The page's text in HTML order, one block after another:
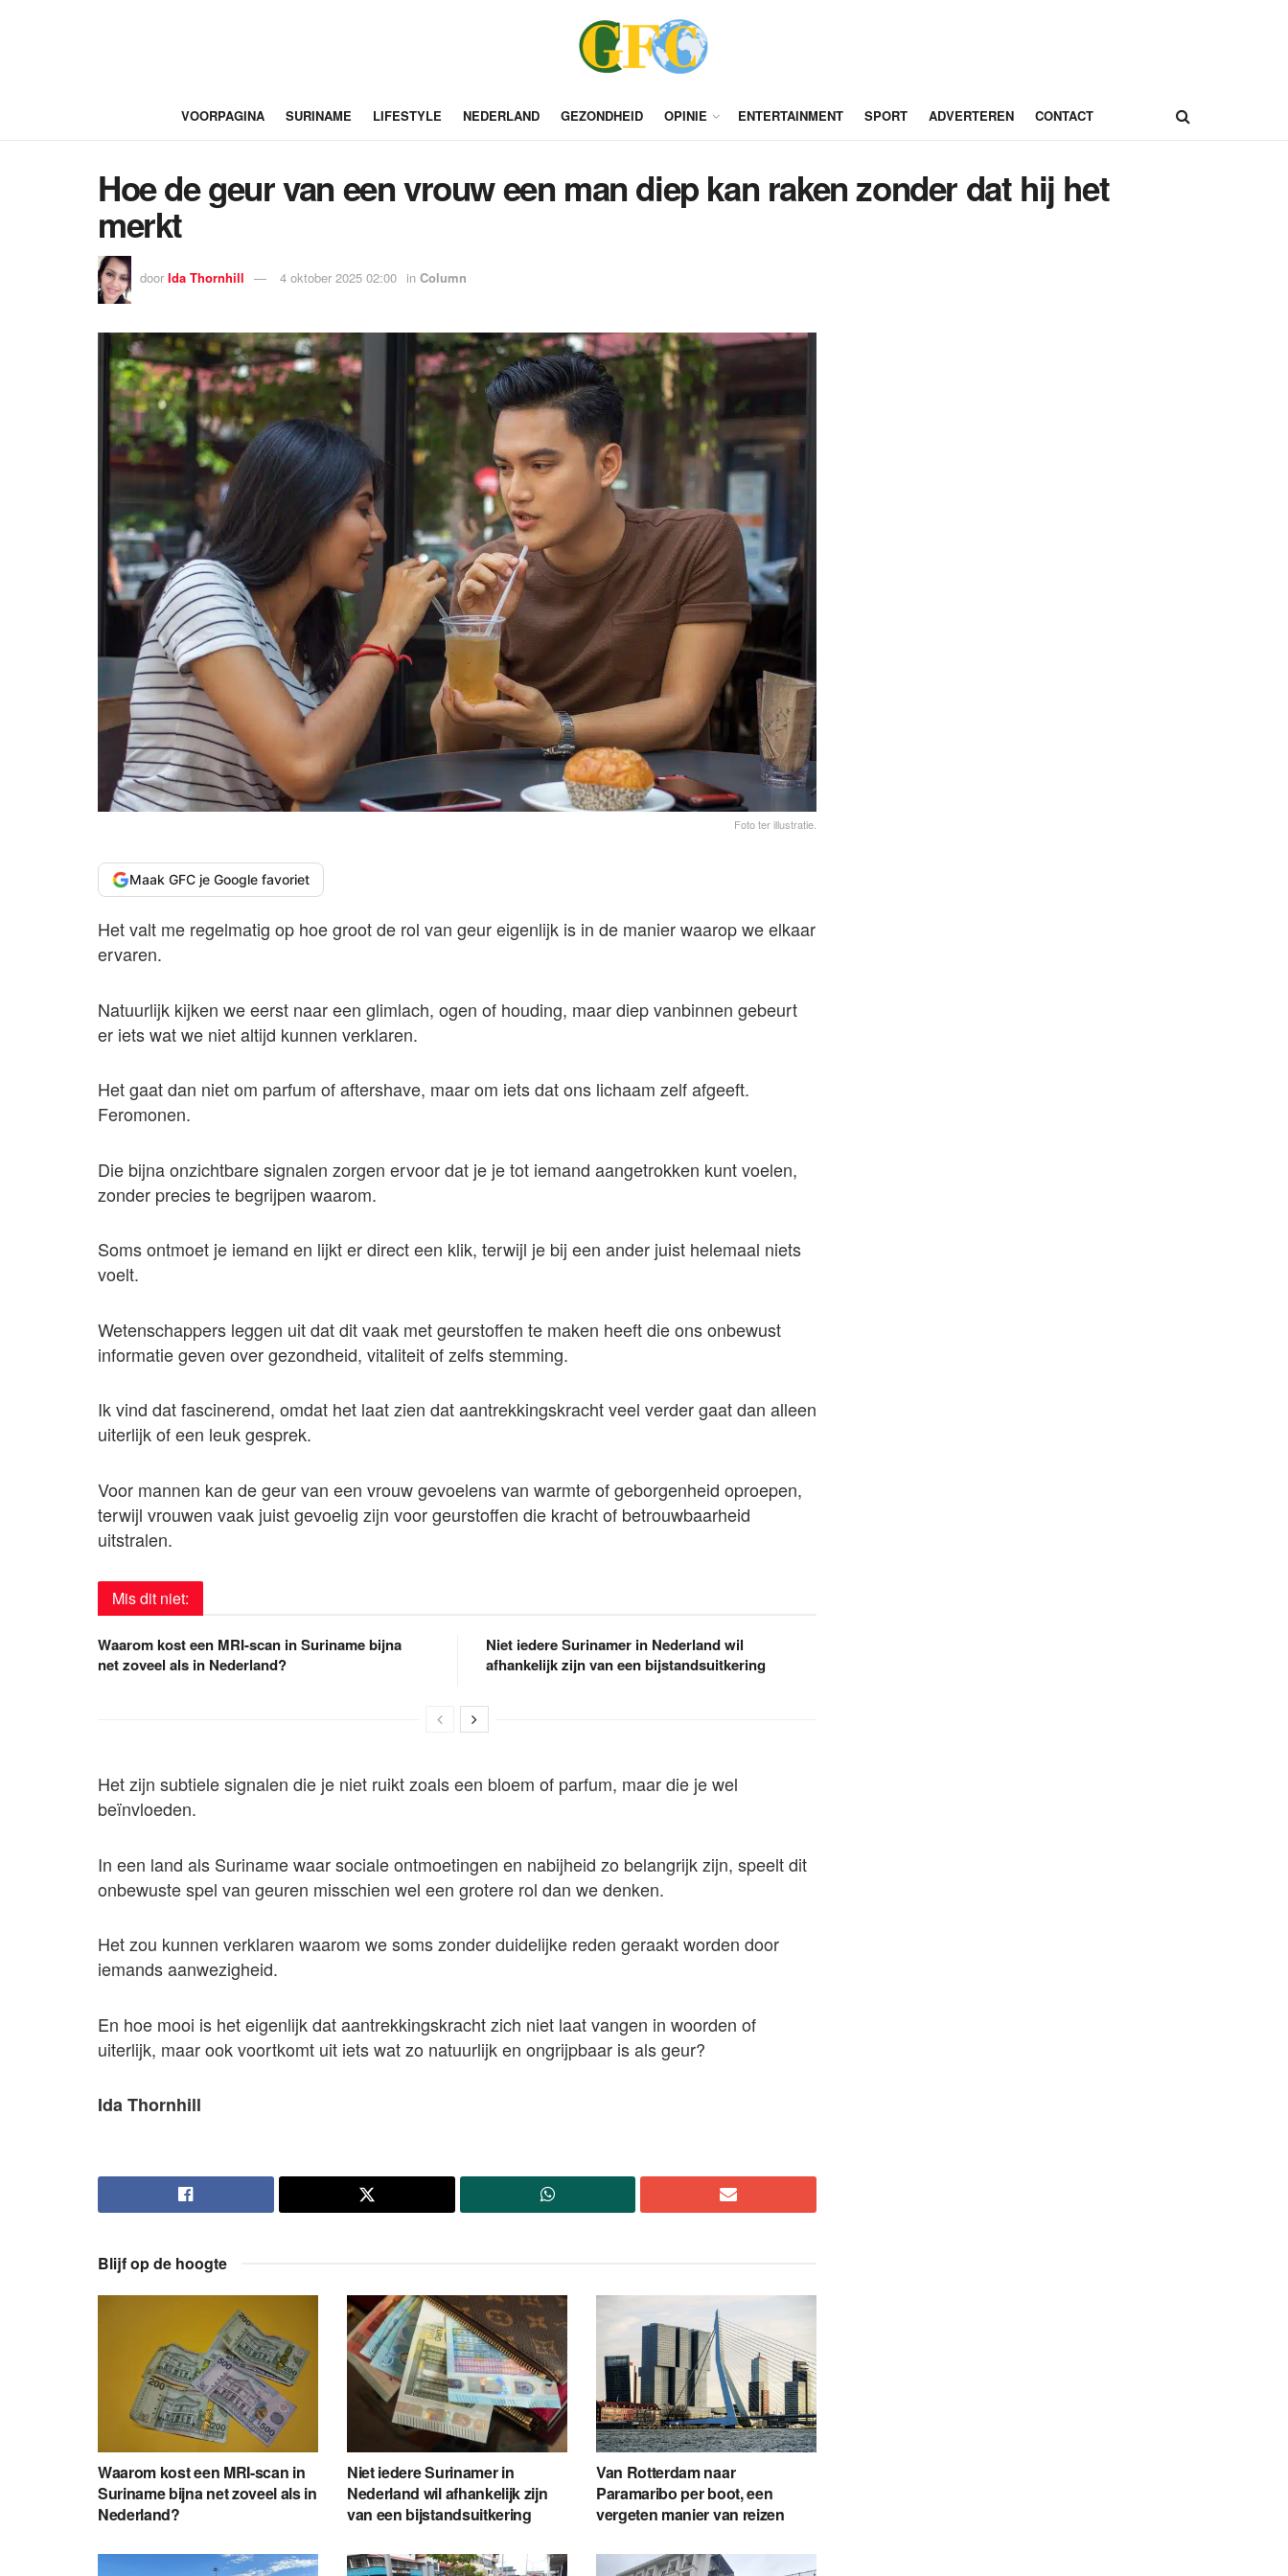
VOORPAGINA SURINAME LIFESTYLE NEDERLAND GEZONDHEID OPINIE ENTERTAINMENT SPORT ADVERTEREN CONTACT
Hoe de geur van een vrouw een man diep kan raken zonder dat hij het
merkt
door Ida Thornhill 4 oktober 2025 02:00 in Column
Foto ter illustratie.
Maak GFC je Google favoriet
Het valt me regelmatig op hoe groot de rol van geur eigenlijk is in de manier waarop we elkaar
ervaren.
Natuurlijk kijken we eerst naar een glimlach, ogen of houding, maar diep vanbinnen gebeurt
er iets wat we niet altijd kunnen verklaren.
Het gaat dan niet om parfum of aftershave, maar om iets dat ons lichaam zelf afgeeft.
Feromonen.
Die bijna onzichtbare signalen zorgen ervoor dat je je tot iemand aangetrokken kunt voelen,
zonder precies te begrijpen waarom.
Soms ontmoet je iemand en lijkt er direct een klik, terwijl je bij een ander juist helemaal niets
voelt.
Wetenschappers leggen uit dat dit vaak met geurstoffen te maken heeft die ons onbewust
informatie geven over gezondheid, vitaliteit of zelfs stemming.
Ik vind dat fascinerend, omdat het laat zien dat aantrekkingskracht veel verder gaat dan alleen
uiterlijk of een leuk gesprek.
Voor mannen kan de geur van een vrouw gevoelens van warmte of geborgenheid oproepen,
terwijl vrouwen vaak juist gevoelig zijn voor geurstoffen die kracht of betrouwbaarheid
uitstralen.
Mis dit niet:
Waarom kost een MRI-scan in Suriname bijna
net zoveel als in Nederland?
Niet iedere Surinamer in Nederland wil
afhankelijk zijn van een bijstandsuitkering
Het zijn subtiele signalen die je niet ruikt zoals een bloem of parfum, maar die je wel
beïnvloeden.
In een land als Suriname waar sociale ontmoetingen en nabijheid zo belangrijk zijn, speelt dit
onbewuste spel van geuren misschien wel een grotere rol dan we denken.
Het zou kunnen verklaren waarom we soms zonder duidelijke reden geraakt worden door
iemands aanwezigheid.
En hoe mooi is het eigenlijk dat aantrekkingskracht zich niet laat vangen in woorden of
uiterlijk, maar ook voortkomt uit iets wat zo natuurlijk en ongrijpbaar is als geur?
Ida Thornhill
Blijf op de hoogte
Waarom kost een MRI-scan in
Suriname bijna net zoveel als in
Nederland?
Niet iedere Surinamer in
Nederland wil afhankelijk zijn
van een bijstandsuitkering
Van Rotterdam naar
Paramaribo per boot, een
vergeten manier van reizen